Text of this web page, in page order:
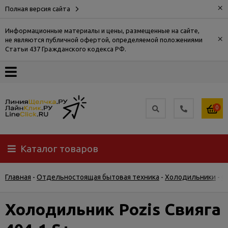
Полная версия сайта ×
Информационные материалы и цены, размещенные на сайте,
не являются публичной офертой, определяемой положениями
Статьи 437 Гражданского кодекса РФ.
×
О
Доставка
Самовывоз
Гарантия
0
Каталог товаров
Главная - Отдельностоящая бытовая техника - Холодильники -
Холодильник Pozis Свияга